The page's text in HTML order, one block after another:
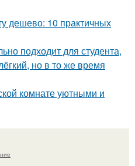
дешево: 10 практичных
подходит для студента,
но в то же время
комнате уютными и